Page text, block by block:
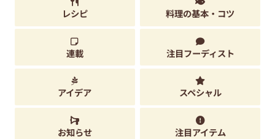
レシピ 料理の基本・コツ
連載 注目フーディスト
アイデア スペシャル
お知らせ 注目アイテム